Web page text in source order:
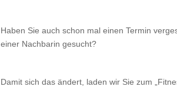
Haben Sie auch schon mal einen Termin
einer Nachbarin gesucht?
Damit sich das ändert, laden wir Sie zum